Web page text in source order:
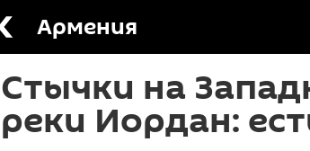
Армения
Стычки на
реки Иордан: